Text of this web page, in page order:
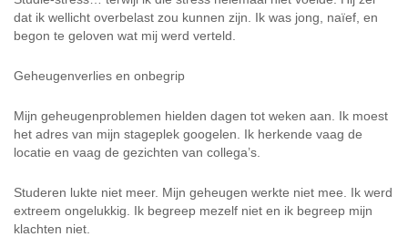
dat ik wellicht overbelast zou kunnen zijn. Ik was jong, naïef, en
begon te geloven wat mij werd verteld.
Geheugenverlies en onbegrip
Mijn geheugenproblemen hielden dagen tot weken aan. Ik moest
het adres van mijn stageplek googelen. Ik herkende vaag de
locatie en vaag de gezichten van collega’s.
Studeren lukte niet meer. Mijn geheugen werkte niet mee. Ik werd
extreem ongelukkig. Ik begreep mezelf niet en ik begreep mijn
klachten niet.